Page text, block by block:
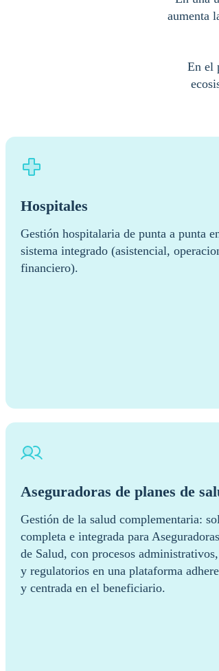
aumenta
En el
Hospitales
Gestión hospitalaria de punta a punta
sistema integrado (asistencial,
financiero).
Aseguradoras de planes de
Gestión de la salud complementaria:
completa e integrada para
de Salud, con procesos
y regulatorios en una plataforma
y centrada en el beneficiario.